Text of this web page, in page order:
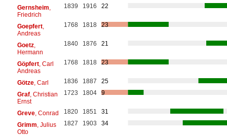
Gernsheim
Friedrich
1839 1916 22
Goepfert,
Andreas
1768 1818 23
Goetz,
Hermann
1840 1876 21
Göpfert, Carl
Andreas
1768 1818 23
Götze, Carl 1836 1887
25
Graf, Christian
Ernst
1723 1804 9
Greve, Conrad 1820 1851
31
Grimm , Julius
Otto
1827 1903 34